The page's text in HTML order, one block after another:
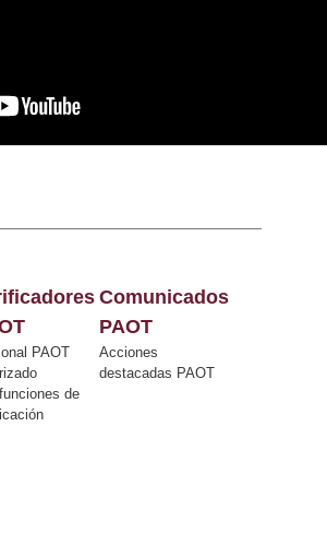
PAOT
de
Comunicados
PAOT
Acciones
destacadas PAOT